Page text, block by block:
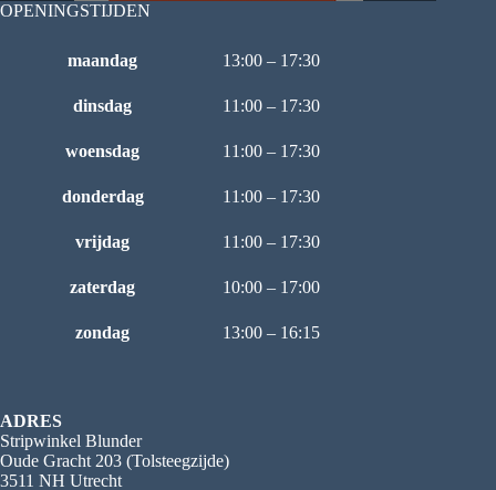
OPENINGSTIJDEN
maandag 13:00 – 17:30
dinsdag 11:00 – 17:30
woensdag 11:00 – 17:30
donderdag 11:00 – 17:30
vrijdag 11:00 – 17:30
zaterdag 10:00 – 17:00
zondag 13:00 – 16:15
ADRES
Stripwinkel Blunder
Oude Gracht 203 (Tolsteegzijde)
3511 NH Utrecht